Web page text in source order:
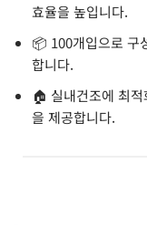
효율을 높입니다.
📦 100개입으로 구
합니다.
🏠 실내건조에 최적
을 제공합니다.